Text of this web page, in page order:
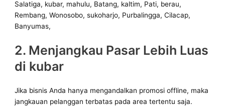
2. Menjangkau Pasar Lebih Luas
di kubar
Jika bisnis Anda hanya mengandalkan promosi offline, maka
jangkauan pelanggan terbatas pada area tertentu saja.